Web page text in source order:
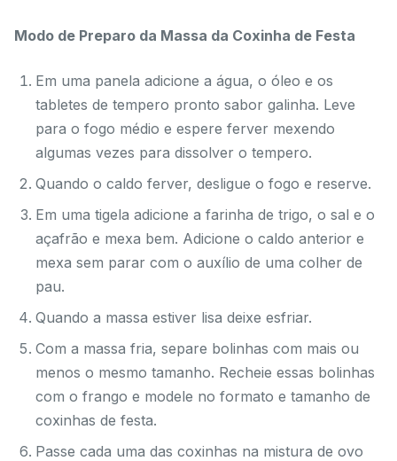
Modo de Preparo da Massa da Coxinha de Festa
Em uma panela adicione a água, o óleo e os
tabletes de tempero pronto sabor galinha. Leve
para o fogo médio e espere ferver mexendo
algumas vezes para dissolver o tempero.
Quando o caldo ferver, desligue o fogo e reserve.
Em uma tigela adicione a farinha de trigo, o sal e o
açafrão e mexa bem. Adicione o caldo anterior e
mexa sem parar com o auxílio de uma colher de
pau.
Quando a massa estiver lisa deixe esfriar.
Com a massa fria, separe bolinhas com mais ou
menos o mesmo tamanho. Recheie essas bolinhas
com o frango e modele no formato e tamanho de
coxinhas de festa.
Passe cada uma das coxinhas na mistura de ovo